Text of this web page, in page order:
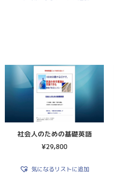
社会人のための基礎英語
¥29,800
気になるリストに追加